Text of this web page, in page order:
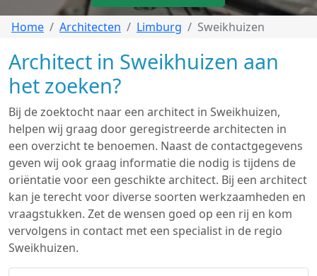
Home Architecten Limburg Sweikhuizen
Architect in Sweikhuizen aan
het zoeken?
Bij de zoektocht naar een architect in Sweikhuizen,
helpen wij graag door geregistreerde architecten in
een overzicht te benoemen. Naast de contactgegevens
geven wij ook graag informatie die nodig is tijdens de
oriëntatie voor een geschikte architect. Bij een architect
kan je terecht voor diverse soorten werkzaamheden en
vraagstukken. Zet de wensen goed op een rij en kom
vervolgens in contact met een specialist in de regio
Sweikhuizen.